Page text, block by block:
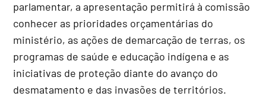
parlamentar, a apresentação permitirá à comissão
conhecer as prioridades orçamentárias do
ministério, as ações de demarcação de terras, os
programas de saúde e educação indígena e as
iniciativas de proteção diante do avanço do
desmatamento e das invasões de territórios.